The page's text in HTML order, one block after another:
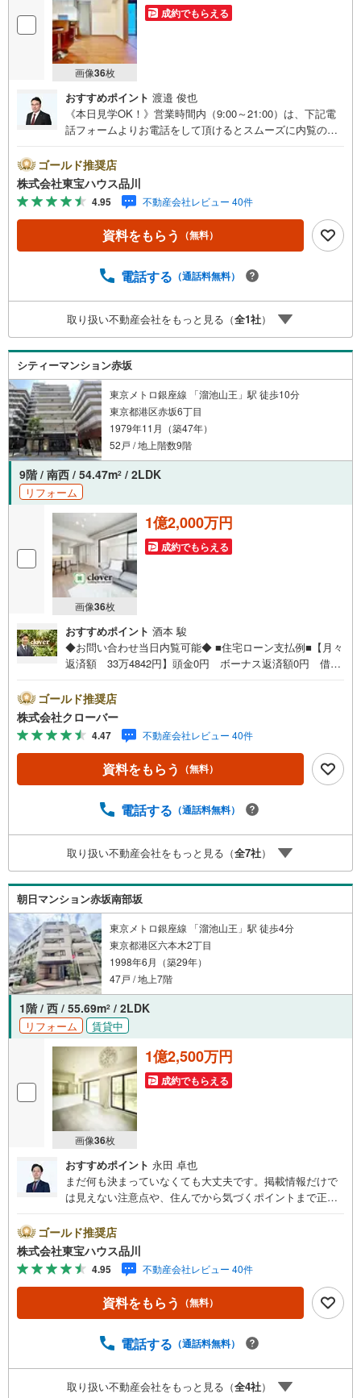
画像36枚
成約でもらえる
おすすめポイント 渡邉 俊也
《本日見学OK！》営業時間内（9:00～21:00）は、下記電
話フォームよりお電話をして頂けるとスムーズに内覧のご
hoo！ 不動産キャンペーン対象店舗】当店で物件を成約す
るとPayPayボーナスライトがもらえる「Yahoo！ 不動産
物件ご成約キャンペーン」の対象になります。「資料をも
らう」「見学予約をする」ボタンからお問い合わせくださ
い。※必ずYahoo！ JAPAN IDでログインしてください。※P
ayPayボーナスライトは出金と譲渡はできません。ご案
問い合わせも常時受け付けております！お気軽にお問い合
ゴールド推奨店
株式会社東宝ハウス品川
4.95 不動産会社レビュー 40件
資料をもらう （無料）
電話する （通話料無料）
取り扱い不動産会社をもっと見る（全1社）
シティーマンション赤坂
東京メトロ銀座線 「溜池山王」駅 徒歩10分
東京都港区赤坂6丁目
1979年11月（築47年）
52戸 / 地上階数9階
9階 / 南西 / 54.47m2 / 2LDK
リフォーム
画像36枚
1億2,000万円
成約でもらえる
おすすめポイント 酒本 駿
◆お問い合わせ当日内覧可能◆ ■住宅ローン支払例■【月々
返済額 33万4842円】頭金0円 ボーナス返済額0円 借入
合 ●住宅ローン、諸費用ローンお気軽にご相談下さい！港
区赤坂に佇むシティーマンション赤坂。事務所利用可能。
千代田線「赤坂」駅徒歩3分、銀座線・南北線「溜池山王」
駅徒歩10分、丸ノ内線「赤坂見附」駅徒歩11分。周辺には
赤坂サカスをはじめ商業施設で賑わいがあり、生活環境も
整っています。1979年築、SRC造9階建て、総戸数52戸の
上階、ルーフバルコニー付の角部屋。内装は新規リノベー
が得なの？■分からない事、何でもご相談下さい。■随時！
内覧可能です！■平日・土日・祝祭日…日程・時間はいつで
も調整可能。ご指定の場所にお車でお迎えに上がります。■
不動産購入のご相談も随時開催中！■ ○住宅ローンのご相
談 ○買換えのご相談 ○ご自宅査定のご相談 ○弊社買取
も行っております
ゴールド推奨店
株式会社クローバー
4.47 不動産会社レビュー 40件
資料をもらう （無料）
電話する （通話料無料）
取り扱い不動産会社をもっと見る（全7社）
朝日マンション赤坂南部坂
東京メトロ銀座線 「溜池山王」駅 徒歩4分
東京都港区六本木2丁目
1998年6月（築29年）
47戸 / 地上7階
1階 / 西 / 55.69m2 / 2LDK
リフォーム 賃貸中
画像36枚
1億2,500万円
成約でもらえる
おすすめポイント 永田 卓也
まだ何も決まっていなくても大丈夫です。掲載情報だけで
は見えない注意点や、住んでから気づくポイントまで正直
とも包み隠さずお伝えし、「納得して選ぶ」ためのサポー
トを大切にしています。現地でしか分からないリアルな情
報も含めて、一緒に後悔しない住まい探しを進めていきま
しょう。まずはお気軽にご相談ください。【Yahoo！ 不動
産キャンペーン対象店舗】当店で物件を成約するとPayPay
ボーナスライトがもらえる「Yahoo！ 不動産 物件ご成約キ
予約をする」ボタンからお問い合わせください。※必ずYah
スライトは出金と譲渡はできません。ご案内・詳細な資料
のご請求はお気軽にどうぞ♪お電話でのお問い合わせも常
ゴールド推奨店
株式会社東宝ハウス品川
4.95 不動産会社レビュー 40件
資料をもらう （無料）
電話する （通話料無料）
取り扱い不動産会社をもっと見る（全4社）